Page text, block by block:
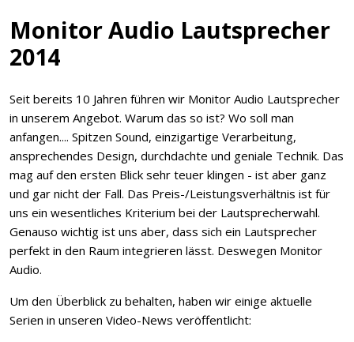
Monitor Audio Lautsprecher
2014
Seit bereits 10 Jahren führen wir Monitor Audio Lautsprecher
in unserem Angebot. Warum das so ist? Wo soll man
anfangen.... Spitzen Sound, einzigartige Verarbeitung,
ansprechendes Design, durchdachte und geniale Technik. Das
mag auf den ersten Blick sehr teuer klingen - ist aber ganz
und gar nicht der Fall. Das Preis-/Leistungsverhältnis ist für
uns ein wesentliches Kriterium bei der Lautsprecherwahl.
Genauso wichtig ist uns aber, dass sich ein Lautsprecher
perfekt in den Raum integrieren lässt. Deswegen Monitor
Audio.
Um den Überblick zu behalten, haben wir einige aktuelle
Serien in unseren Video-News veröffentlicht: